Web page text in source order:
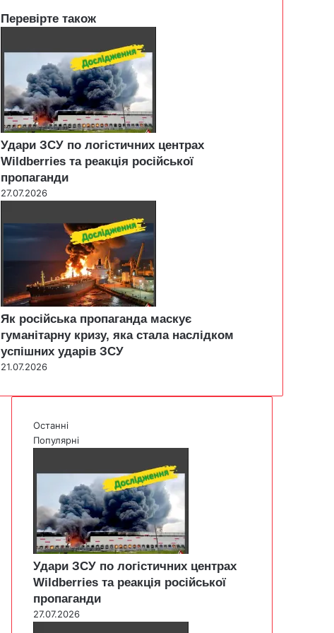
Перевірте також
Удари ЗСУ по логістичних центрах
Wildberries та реакція російської
пропаганди
27.07.2026
Як російська пропаганда маскує
гуманітарну кризу, яка стала наслідком
успішних ударів ЗСУ
21.07.2026
Останні
Популярні
Удари ЗСУ по логістичних центрах
Wildberries та реакція російської
пропаганди
27.07.2026